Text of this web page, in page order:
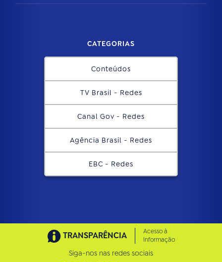
CATEGORIAS
Conteúdos
TV Brasil - Redes
Canal Gov - Redes
Agência Brasil - Redes
EBC - Redes
TRANSPARÊNCIA
Acesso à
Informação
Siga-nos nas redes sociais